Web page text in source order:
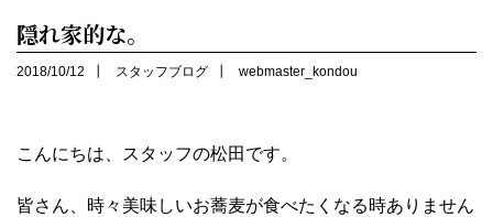
隠れ家的な。
2018/10/12 スタッフブログ webmaster_kondou
こんにちは、スタッフの松田です。
皆さん、時々美味しいお蕎麦が食べたくなる時ありません